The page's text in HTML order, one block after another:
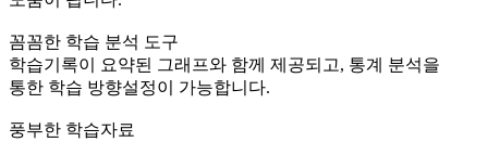
꼼꼼한 학습 분석 도구
학습기록이 요약된 그래프와 함께 제공되고, 통계 분석을
통한 학습 방향설정이 가능합니다.
풍부한 학습자료